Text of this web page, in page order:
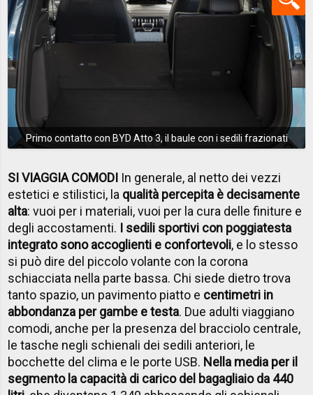
Primo contatto con BYD Atto 3, il baule con i sedili frazionati
SI VIAGGIA COMODI In generale, al netto dei vezzi
estetici e stilistici, la qualità percepita è decisamente
alta: vuoi per i materiali, vuoi per la cura delle finiture e
degli accostamenti. I sedili sportivi con poggiatesta
integrato sono accoglienti e confortevoli, e lo stesso
si può dire del piccolo volante con la corona
schiacciata nella parte bassa. Chi siede dietro trova
tanto spazio, un pavimento piatto e centimetri in
abbondanza per gambe e testa. Due adulti viaggiano
comodi, anche per la presenza del bracciolo centrale,
le tasche negli schienali dei sedili anteriori, le
bocchette del clima e le porte USB. Nella media per il
segmento la capacità di carico del bagagliaio da 440